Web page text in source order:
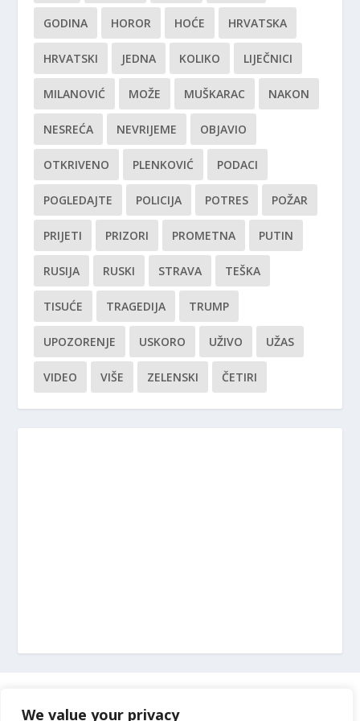
We value your privacy
GODINA HOROR HOĆE HRVATSKA
HRVATSKI JEDNA KOLIKO LIJEČNICI
MILANOVIĆ MOŽE MUŠKARAC NAKON
NESREĆA NEVRIJEME OBJAVIO
OTKRIVENO PLENKOVIĆ PODACI
POGLEDAJTE POLICIJA POTRES POŽAR
PRIJETI PRIZORI PROMETNA PUTIN
RUSIJA RUSKI STRAVA TEŠKA
TISUĆE TRAGEDIJA TRUMP
UPOZORENJE USKORO UŽIVO UŽAS
VIDEO VIŠE ZELENSKI ČETIRI